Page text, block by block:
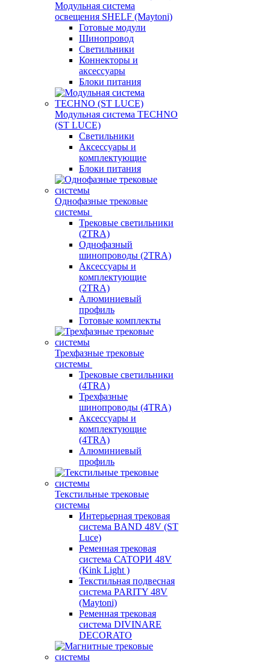
Модульная система
освещения SHELF (Maytoni)
Готовые модули
Шинопровод
Светильники
Коннекторы и
аксессуары
Блоки питания
Модульная система TECHNO
(ST LUCE)
Светильники
Аксессуары и
комплектующие
Блоки питания
Однофазные трековые
системы
Трековые светильники
(2TRA)
Однофазный
шинопроводы (2TRA)
Аксессуары и
комплектующие
(2TRA)
Алюминиевый
профиль
Готовые комплекты
Трехфазные трековые
системы
Трековые светильники
(4TRA)
Трехфазные
шинопроводы (4TRA)
Аксессуары и
комплектующие
(4TRA)
Алюминиевый
профиль
Текстильные трековые
системы
Интерьерная трековая
система BAND 48V (ST
Luce)
Ременная трековая
система САТОРИ 48V
(Kink Light )
Текстильная подвесная
система PARITY 48V
(Maytoni)
Ременная трековая
система DIVINARE
DECORATO